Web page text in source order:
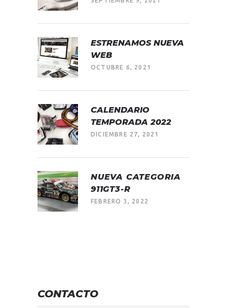
ESTRENAMOS NUEVA
WEB
OCTUBRE 6, 2021
CALENDARIO
TEMPORADA 2022
DICIEMBRE 27, 2021
NUEVA CATEGORIA
911GT3-R
FEBRERO 3, 2022
CONTACTO